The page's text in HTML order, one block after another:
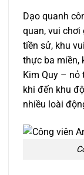
Dạo quanh
quan, vui chơi
tiền sử, khu
thực ba miền,
Kim Quy – nỏ
khi đến khu
nhiều loài